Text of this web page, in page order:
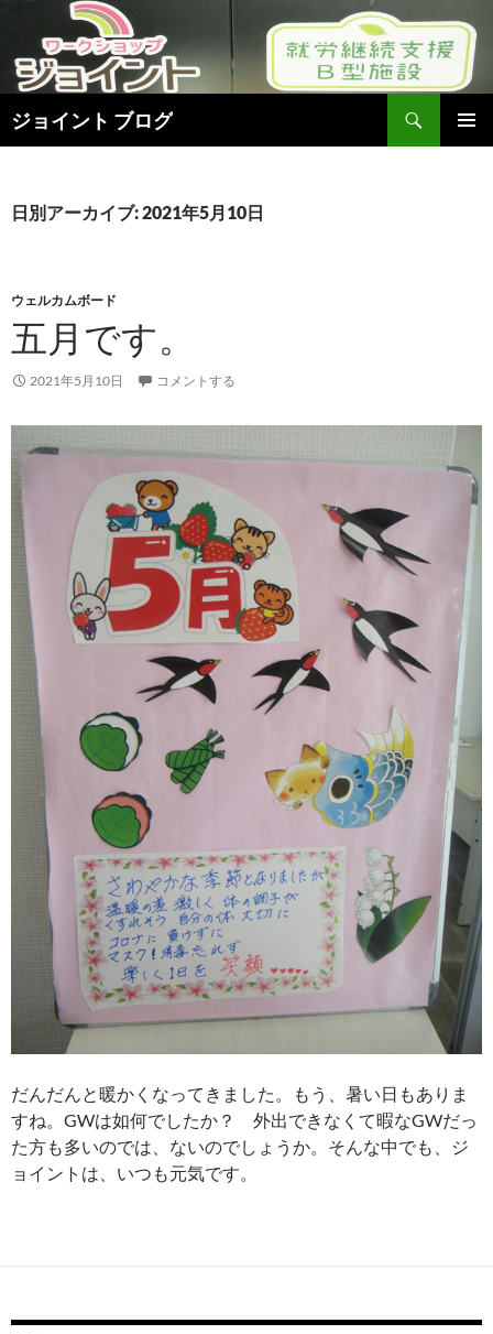
ジョイント ブログ
索
ン
キ
ッ
プ
日別アーカイブ: 2021年5月10日
ウェルカムボード
五月です。
2021年5月10日 コメントする
だんだんと暖かくなってきました。もう、暑い日もありま
すね。GWは如何でしたか？ 外出できなくて暇なGWだっ
た方も多いのでは、ないのでしょうか。そんな中でも、ジ
ョイントは、いつも元気です。